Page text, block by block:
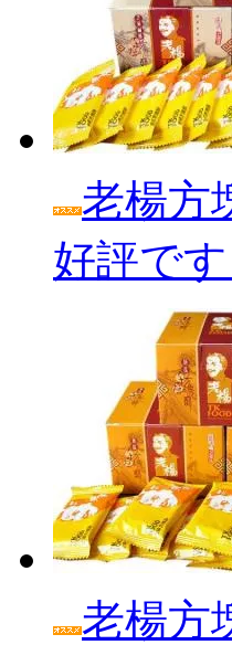
老楊方
好評です
老楊方